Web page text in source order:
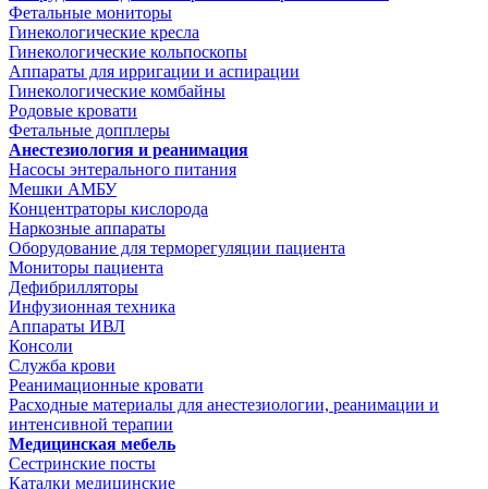
Фетальные мониторы
Гинекологические кресла
Гинекологические кольпоскопы
Аппараты для ирригации и аспирации
Гинекологические комбайны
Родовые кровати
Фетальные допплеры
Анестезиология и реанимация
Насосы энтерального питания
Мешки АМБУ
Концентраторы кислорода
Наркозные аппараты
Оборудование для терморегуляции пациента
Мониторы пациента
Дефибрилляторы
Инфузионная техника
Аппараты ИВЛ
Консоли
Служба крови
Реанимационные кровати
Расходные материалы для анестезиологии, реанимации и
интенсивной терапии
Медицинская мебель
Сестринские посты
Каталки медицинские